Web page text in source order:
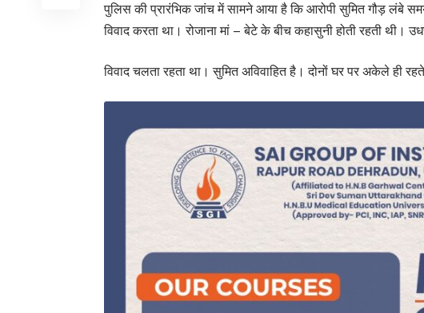
पुलिस की प्रारंभिक जांच में सामने आया है कि आरोपी सुमित गौड़
विवाद करता था। रोजाना मां – बेटे के बीच कहासुनी होती रहती थी।
विवाद चलता रहता था। सुमित अविवाहित है। दोनों घर पर अकेले ही